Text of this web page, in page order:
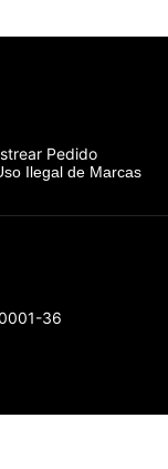
Pedido
Ilegal de Marcas
36